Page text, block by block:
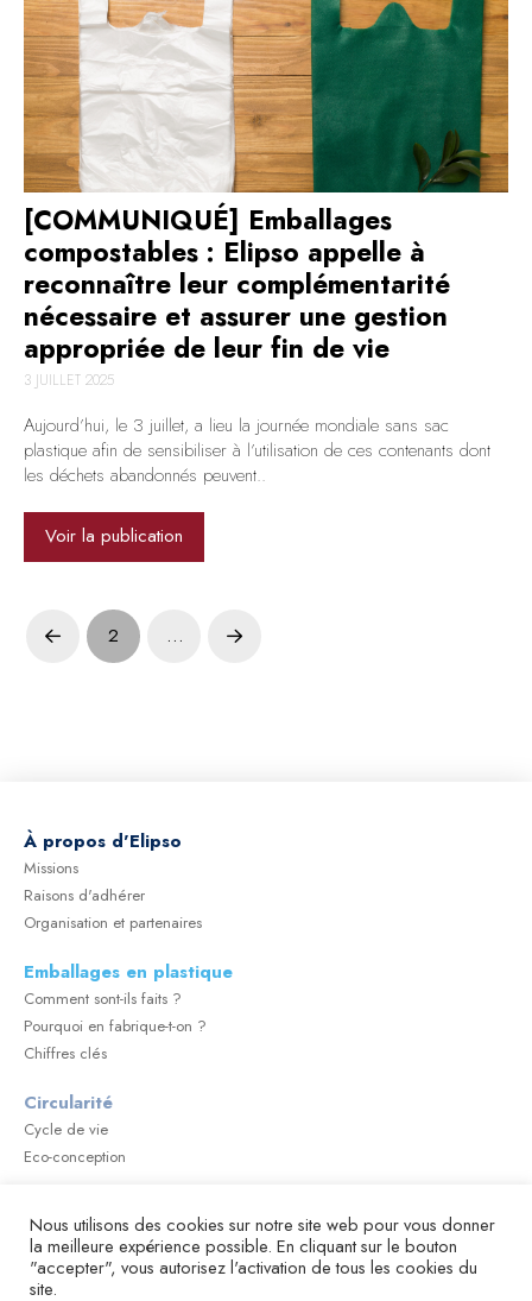
[COMMUNIQUÉ] Emballages
compostables : Elipso appelle à
reconnaître leur complémentarité
nécessaire et assurer une gestion
appropriée de leur fin de vie
3 JUILLET 2025
Aujourd’hui, le 3 juillet, a lieu la journée mondiale sans sac
plastique afin de sensibiliser à l’utilisation de ces contenants dont
les déchets abandonnés peuvent..
Voir la publication
Prev 2 … Next
À propos d'Elipso
Missions
Raisons d'adhérer
Organisation et partenaires
Emballages en plastique
Comment sont-ils faits ?
Pourquoi en fabrique-t-on ?
Chiffres clés
Circularité
Cycle de vie
Eco-conception
Réglementation et sécurité des matériaux au contact
Emballages spécifiques
Emballages pour la cosmétique
Nous utilisons des cookies sur notre site web pour vous donner
la meilleure expérience possible. En cliquant sur le bouton
"accepter", vous autorisez l'activation de tous les cookies du
site.